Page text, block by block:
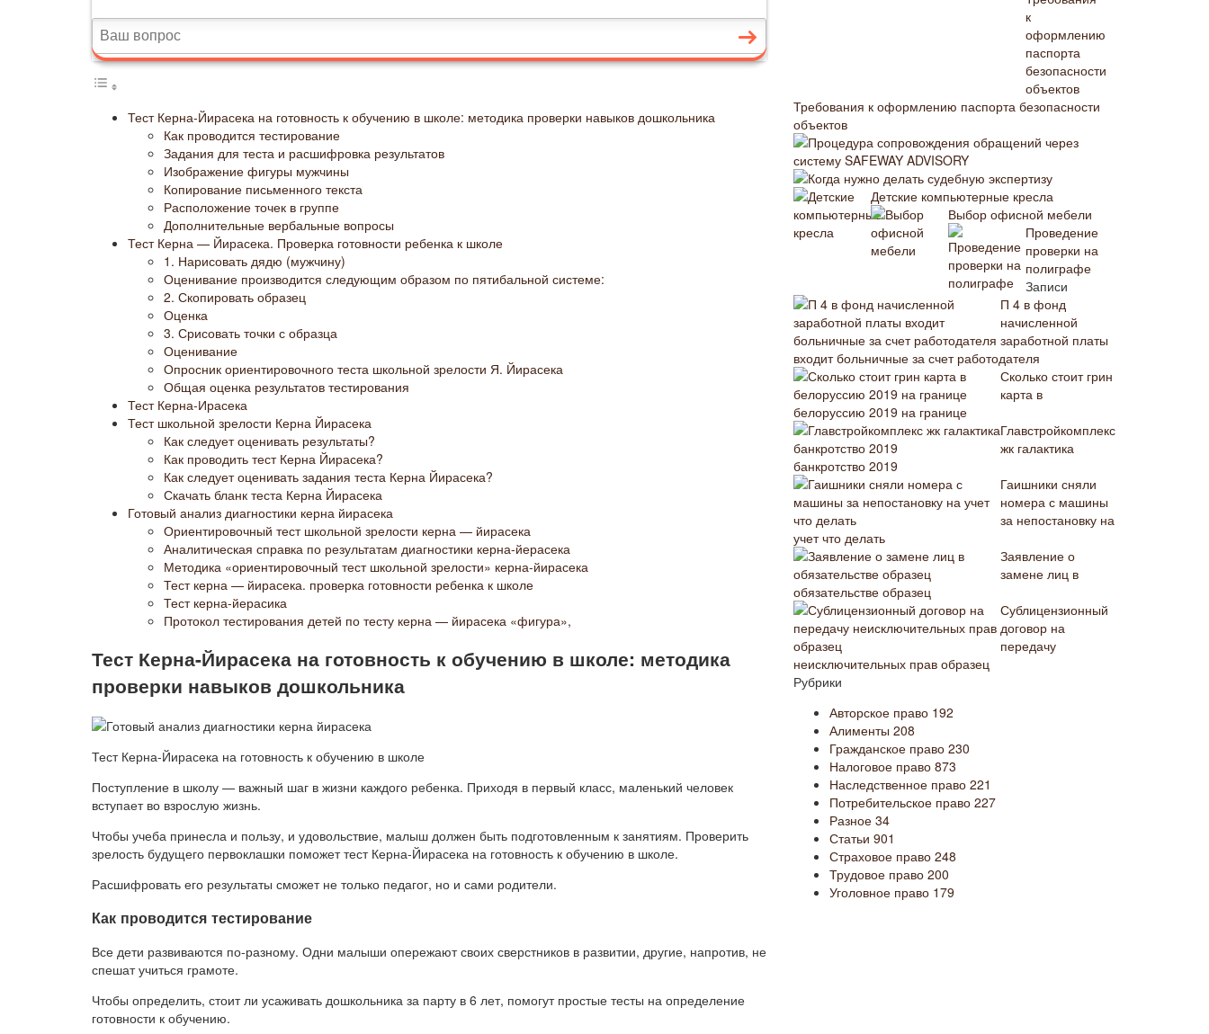
Тест Керна-Йирасека на готовность к обучению в школе: методика проверки навыков дошкольника
Как проводится тестирование
Задания для теста и расшифровка результатов
Изображение фигуры мужчины
Копирование письменного текста
Расположение точек в группе
Дополнительные вербальные вопросы
Тест Керна — Йирасека. Проверка готовности ребенка к школе
1. Нарисовать дядю (мужчину)
Оценивание производится следующим образом по пятибальной системе:
2. Скопировать образец
Оценка
3. Срисовать точки с образца
Оценивание
Опросник ориентировочного теста школьной зрелости Я. Йирасека
Общая оценка результатов тестирования
Тест Керна-Ирасека
Тест школьной зрелости Керна Йирасека
Как следует оценивать результаты?
Как проводить тест Керна Йирасека?
Как следует оценивать задания теста Керна Йирасека?
Скачать бланк теста Керна Йирасека
Готовый анализ диагностики керна йирасека
Ориентировочный тест школьной зрелости керна — йирасека
Аналитическая справка по результатам диагностики керна-йерасека
Методика «ориентировочный тест школьной зрелости» керна-йирасека
Тест керна — йирасека. проверка готовности ребенка к школе
Тест керна-йерасика
Протокол тестирования детей по тесту керна — йирасека «фигура»,
Тест Керна-Йирасека на готовность к обучению в школе: методика
проверки навыков дошкольника
Тест Керна-Йирасека на готовность к обучению в школе
Поступление в школу — важный шаг в жизни каждого ребенка. Приходя в первый класс, маленький человек
вступает во взрослую жизнь.
Чтобы учеба принесла и пользу, и удовольствие, малыш должен быть подготовленным к занятиям. Проверить
зрелость будущего первоклашки поможет тест Керна-Йирасека на готовность к обучению в школе.
Расшифровать его результаты сможет не только педагог, но и сами родители.
Как проводится тестирование
Все дети развиваются по-разному. Одни малыши опережают своих сверстников в развитии, другие, напротив, не
спешат учиться грамоте.
Чтобы определить, стоит ли усаживать дошкольника за парту в 6 лет, помогут простые тесты на определение
готовности к обучению.
Требования к оформлению паспорта безопасности
объектов
Процедура сопровождения обращений через
систему SAFEWAY ADVISORY
Когда нужно делать судебную экспертизу
Детские компьютерные кресла
Выбор офисной мебели
Проведение
проверки на
полиграфе
Записи
П 4 в фонд
начисленной
заработной платы
входит больничные за счет работодателя
Сколько стоит грин
карта в
белоруссию 2019 на границе
Главстройкомплекс
жк галактика
банкротство 2019
Гаишники сняли
номера с машины
за непостановку на
учет что делать
Заявление о
замене лиц в
обязательстве образец
Сублицензионный
договор на
передачу
неисключительных прав образец
Рубрики
Авторское право 192
Алименты 208
Гражданское право 230
Налоговое право 873
Наследственное право 221
Потребительское право 227
Разное 34
Статьи 901
Страховое право 248
Трудовое право 200
Уголовное право 179